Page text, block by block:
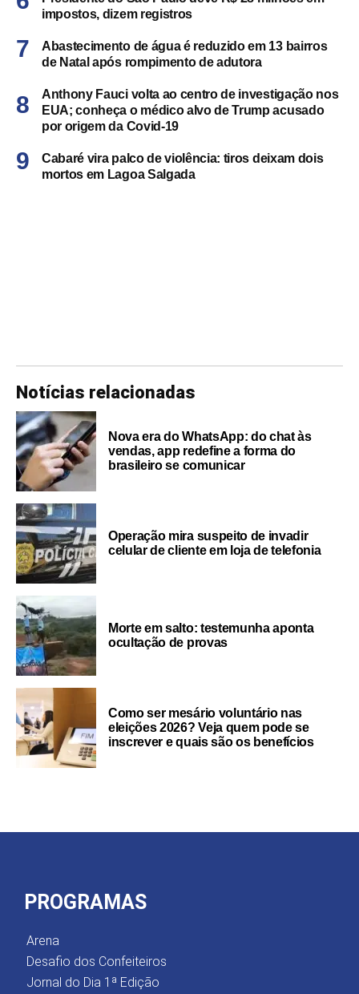
impostos, dizem registros
Abastecimento de água é reduzido em 13 bairros
de Natal após rompimento de adutora
Anthony Fauci volta ao centro de investigação nos
EUA; conheça o médico alvo de Trump acusado
por origem da Covid-19
Cabaré vira palco de violência: tiros deixam dois
mortos em Lagoa Salgada
Notícias relacionadas
Nova era do WhatsApp: do chat às
vendas, app redefine a forma do
brasileiro se comunicar
Operação mira suspeito de invadir
celular de cliente em loja de telefonia
Morte em salto: testemunha aponta
ocultação de provas
Como ser mesário voluntário nas
eleições 2026? Veja quem pode se
inscrever e quais são os benefícios
PROGRAMAS
Arena
Desafio dos Confeiteiros
Jornal do Dia 1ª Edição